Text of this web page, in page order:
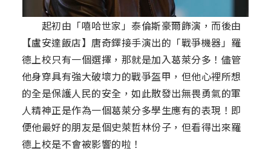
起初由「嘻哈世家」泰倫斯豪爾飾演，而後由
【盧安達飯店】唐奇鐸接手演出的「戰爭機器」羅
德上校只有一個選擇，那就是加入葛萊分多！儘管
他身穿具有強大破壞力的戰爭盔甲，但他心裡所想
的全是保護人民的安全，如此散發出無畏勇氣的軍
人精神正是作為一個葛萊分多學生應有的表現！即
便他最好的朋友是個史萊哲林份子，但看得出來羅
德上校是不會被影響的啦！